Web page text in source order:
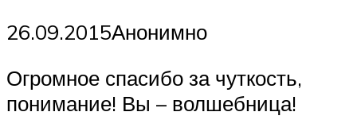
26.09.2015Анонимно
Огромное спасибо за чуткость,
понимание! Вы – волшебница!